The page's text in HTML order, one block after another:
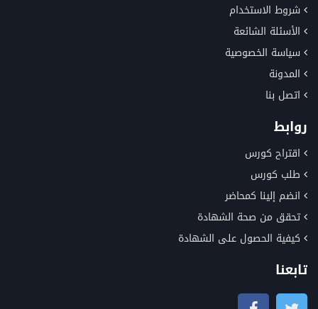
شروط الاستخدام
الأسئلة الشائعة
سياسة الخصوصية
المدونة
اتصل بنا
روابط
اقتراح كورس
طلب كورس
انضم إلينا كمحاضر
تحقق من صحة الشهادة
كيفية الحصول على الشهادة
تابعنا